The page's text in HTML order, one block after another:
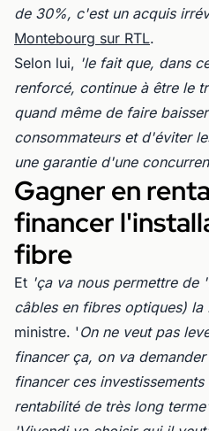
de 30%, c'est un acquis
Montebourg sur RTL.
Selon lui, 'le fait que, dans
renforcé, continue à être le
quand même de faire
consommateurs et d'éviter
une garantie d'une
Gagner en
financer
fibre
Et 'ça va nous permettre de
câbles en fibres optiques) la
ministre. 'On ne veut pas
financer ça, on va
financer ces
rentabilité de très long terme'